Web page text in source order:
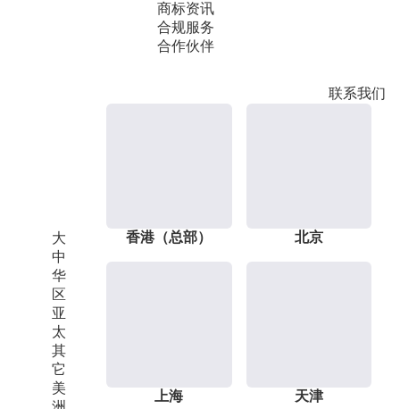
商标资讯
合规服务
合作伙伴
联系我们
大
中
华
区
亚
太
其
它
美
香港（总部） 北京
上海 天津